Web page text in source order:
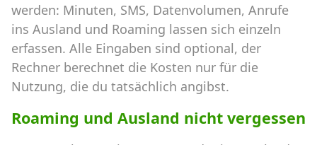
werden: Minuten, SMS, Datenvolumen, Anrufe
ins Ausland und Roaming lassen sich einzeln
erfassen. Alle Eingaben sind optional, der
Rechner berechnet die Kosten nur für die
Nutzung, die du tatsächlich angibst.
Roaming und Ausland nicht vergessen